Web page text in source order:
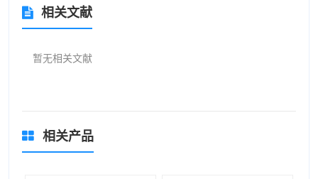
相关文献
暂无相关文献
相关产品